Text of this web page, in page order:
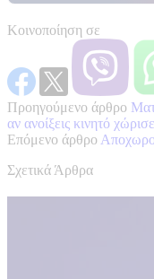
Κοινοποίηση σε
Προηγούμενο άρθρο
αν ανοίξεις κινητό
Επόμενο άρθρο
Σχετικά Άρθρα